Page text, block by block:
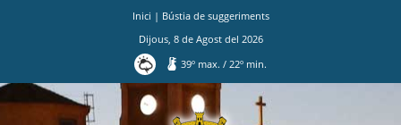
Inici | Bústia de suggeriments
Dijous, 8de Agostdel 2026
39º max./ 22º min.